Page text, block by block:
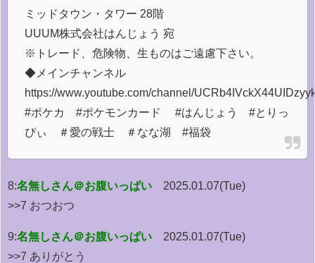
ミッドタウン・タワー 28階
UUUM株式会社はんじょう 宛
※トレード、危険物、生ものはご遠慮下さい。
◆メインチャンネル
https://www.youtube.com/channel/
#ポケカ #ポケモンカード #はんじょう #とりっ
ぴぃ ＃愛の戦士 ＃なな湖 #福袋
8:名無しさん＠お腹いっぱい
2025.01.07(Tue)
>>7 おつおつ
9:名無しさん＠お腹いっぱい
2025.01.07(Tue)
>>7 ありがとう